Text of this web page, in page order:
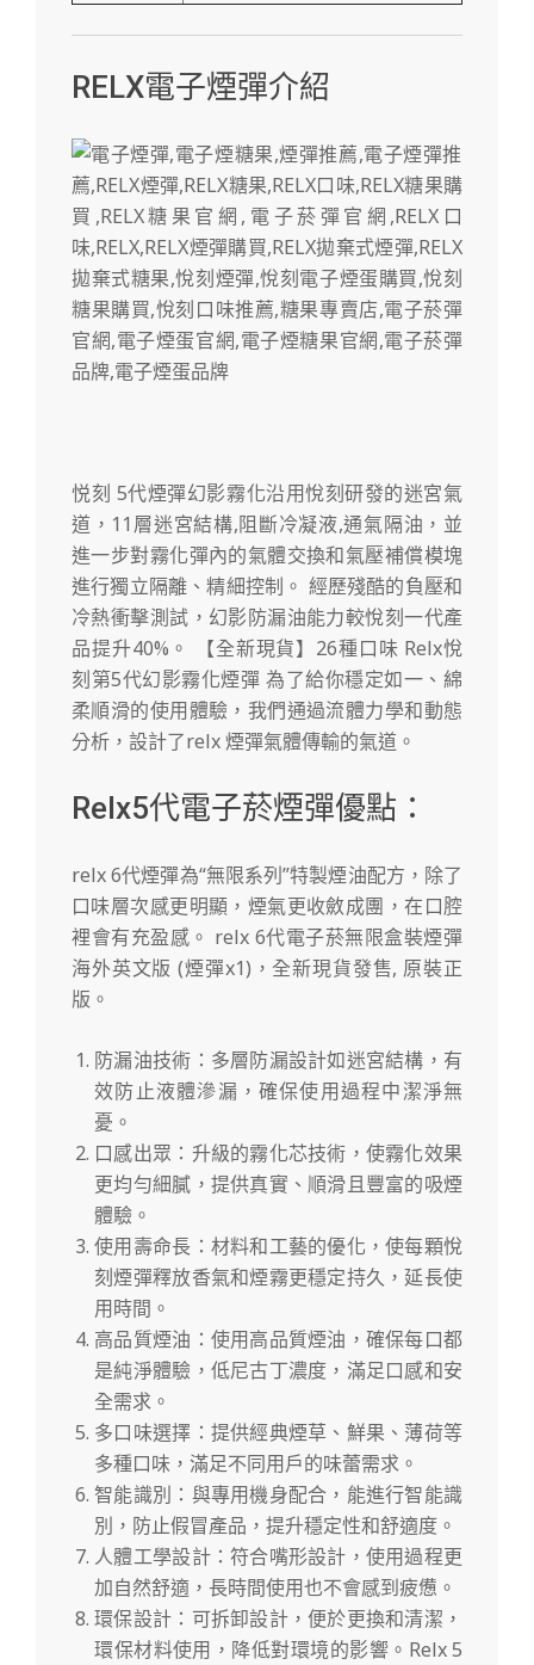
RELX電子煙彈介紹
悦刻 5代煙彈幻影霧化沿用悅刻研發的迷宮氣
道，11層迷宮結構,阻斷冷凝液,通氣隔油，並
進一步對霧化彈內的氣體交換和氣壓補償模塊
進行獨立隔離、精細控制。 經歷殘酷的負壓和
冷熱衝擊測試，幻影防漏油能力較悅刻一代產
品提升40%。 【全新現貨】26種口味 Relx悅
刻第5代幻影霧化煙彈 為了給你穩定如一、綿
柔順滑的使用體驗，我們通過流體力學和動態
分析，設計了relx 煙彈氣體傳輸的氣道。
Relx5代電子菸煙彈優點：
relx 6代煙彈為“無限系列”特製煙油配方，除了
口味層次感更明顯，煙氣更收斂成團，在口腔
裡會有充盈感。 relx 6代電子菸無限盒裝煙彈
海外英文版 (煙彈x1)，全新現貨發售, 原裝正
版。
防漏油技術：多層防漏設計如迷宮結構，有
效防止液體滲漏，確保使用過程中潔淨無
憂。
口感出眾：升級的霧化芯技術，使霧化效果
更均勻細膩，提供真實、順滑且豐富的吸煙
體驗。
使用壽命長：材料和工藝的優化，使每顆悅
刻煙彈釋放香氣和煙霧更穩定持久，延長使
用時間。
高品質煙油：使用高品質煙油，確保每口都
是純淨體驗，低尼古丁濃度，滿足口感和安
全需求。
多口味選擇：提供經典煙草、鮮果、薄荷等
多種口味，滿足不同用戶的味蕾需求。
智能識別：與專用機身配合，能進行智能識
別，防止假冒產品，提升穩定性和舒適度。
人體工學設計：符合嘴形設計，使用過程更
加自然舒適，長時間使用也不會感到疲憊。
環保設計：可拆卸設計，便於更換和清潔，
環保材料使用，降低對環境的影響。Relx 5